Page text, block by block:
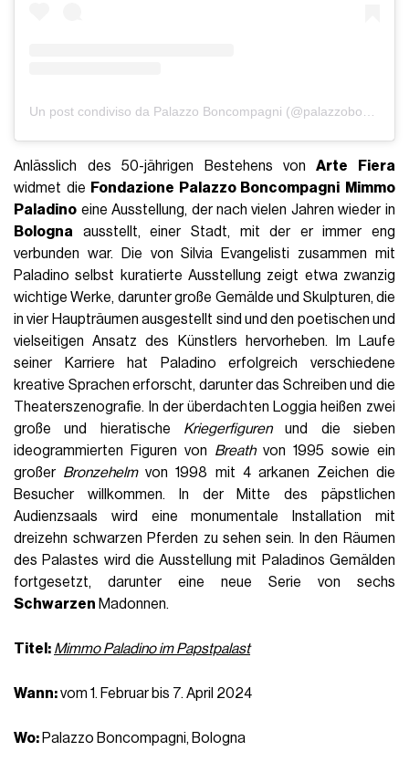
Anlässlich des 50-jährigen Bestehens vonArte Fiera
widmet die Fondazione Palazzo Boncompagni Mimmo
Paladino eine Ausstellung, der nach vielen Jahren wieder in
Bologna ausstellt, einer Stadt, mit der er immer eng
verbunden war. Die von Silvia Evangelisti zusammen mit
Paladino selbst kuratierte Ausstellung zeigt etwa zwanzig
wichtige Werke, darunter große Gemälde und Skulpturen, die
in vier Haupträumen ausgestellt sind und den poetischen und
vielseitigen Ansatz des Künstlers hervorheben. Im Laufe
seiner Karriere hat Paladino erfolgreich verschiedene
kreative Sprachen erforscht, darunter das Schreiben und die
Theaterszenografie. In der überdachten Loggia heißen zwei
große und hieratische Kriegerfigurenund die sieben
ideogrammierten Figuren von Breathvon 1995 sowie ein
großer Bronzehelmvon 1998 mit 4 arkanen Zeichen die
Besucher willkommen. In der Mitte des päpstlichen
Audienzsaals wird eine monumentale Installation mit
dreizehn schwarzen Pferden zu sehen sein. In den Räumen
des Palastes wird die Ausstellung mit Paladinos Gemälden
fortgesetzt, darunter eine neue Serie von sechs
Schwarzen Madonnen.
Titel: Mimmo Paladino im Papstpalast
Wann:vom 1. Februar bis 7. April 2024
Wo: Palazzo Boncompagni, Bologna